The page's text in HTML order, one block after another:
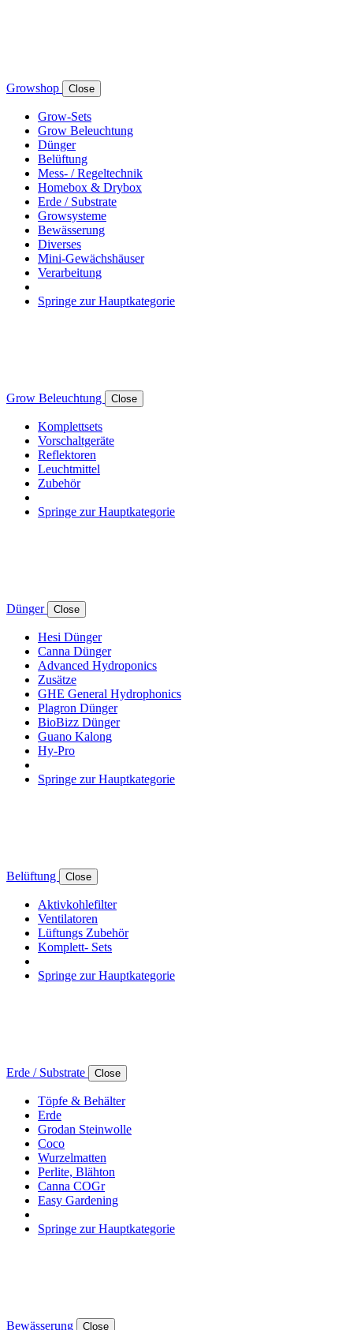
Growshop Close
Grow-Sets
Grow Beleuchtung
Dünger
Belüftung
Mess- / Regeltechnik
Homebox & Drybox
Erde / Substrate
Growsysteme
Bewässerung
Diverses
Mini-Gewächshäuser
Verarbeitung
Springe zur Hauptkategorie
Grow Beleuchtung Close
Komplettsets
Vorschaltgeräte
Reflektoren
Leuchtmittel
Zubehör
Springe zur Hauptkategorie
Dünger Close
Hesi Dünger
Canna Dünger
Advanced Hydroponics
Zusätze
GHE General Hydrophonics
Plagron Dünger
BioBizz Dünger
Guano Kalong
Hy-Pro
Springe zur Hauptkategorie
Belüftung Close
Aktivkohlefilter
Ventilatoren
Lüftungs Zubehör
Komplett- Sets
Springe zur Hauptkategorie
Erde / Substrate Close
Töpfe & Behälter
Erde
Grodan Steinwolle
Coco
Wurzelmatten
Perlite, Blähton
Canna COGr
Easy Gardening
Springe zur Hauptkategorie
Bewässerung Close